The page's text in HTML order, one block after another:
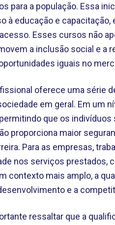
para a população. Essa
à educação e
Esses cursos não
a inclusão social e a
iguais no
oferece uma série
em geral. Em um
que os
proporciona maior
Para as empresas,
nos serviços
contexto mais amplo, a
e a
ressaltar que a